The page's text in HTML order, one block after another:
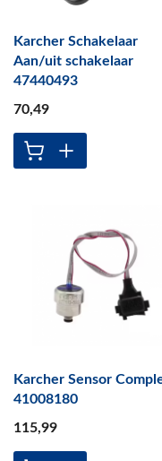
Karcher Schakelaar
Aan/uit schakelaar
47440493
70,49
Karcher Sensor
41008180
115,99